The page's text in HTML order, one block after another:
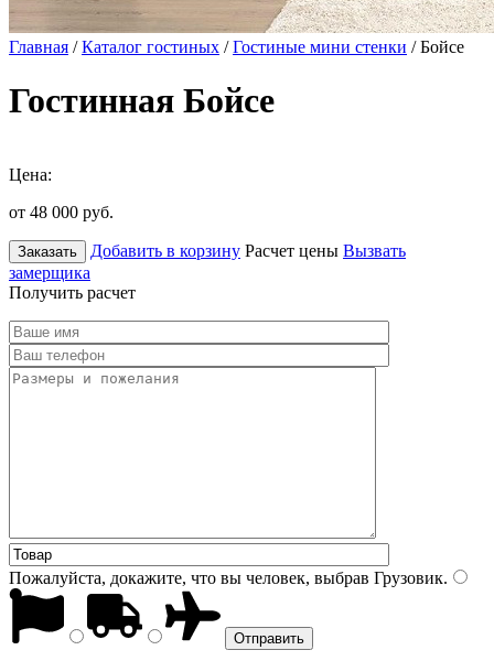
Главная /Каталог гостиных /Гостиные мини стенки / Бойсе
Гостинная Бойсе
Цена:
от 48 000 руб.
Заказать Добавить в корзину Расчет цены Вызвать
замерщика
Получить расчет
Пожалуйста, докажите, что вы человек, выбрав Грузовик.